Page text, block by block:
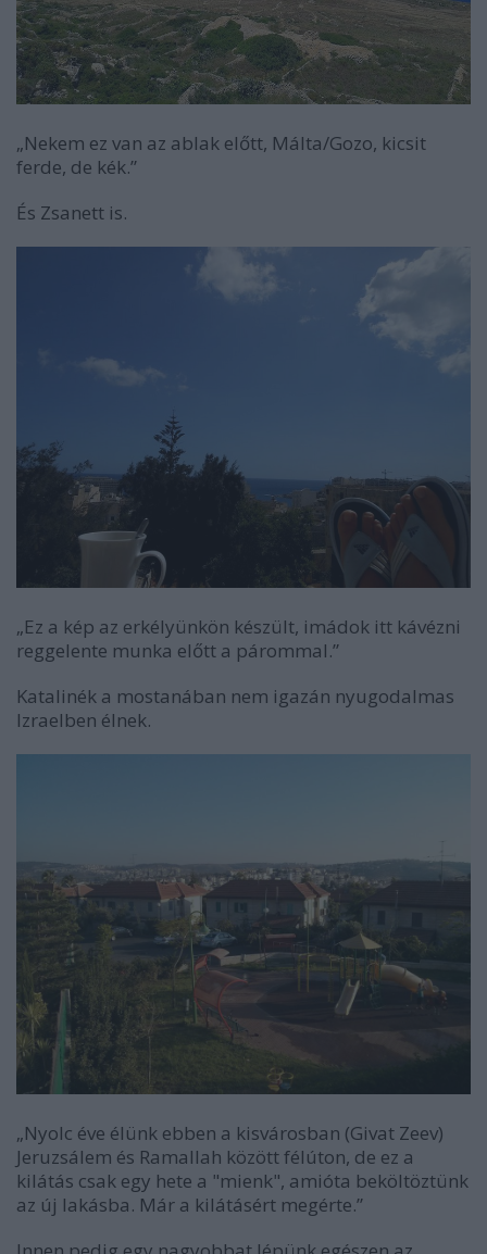
„Nekem ez van az ablak előtt, Málta/Gozo, kicsit
ferde, de kék.”
És Zsanett is.
„Ez a kép az erkélyünkön készült, imádok itt kávézni
reggelente munka előtt a párommal.”
Katalinék a mostanában nem igazán nyugodalmas
Izraelben élnek.
„Nyolc éve élünk ebben a kisvárosban (Givat Zeev)
Jeruzsálem és Ramallah között félúton, de ez a
kilátás csak egy hete a "mienk", amióta beköltöztünk
az új lakásba. Már a kilátásért megérte.”